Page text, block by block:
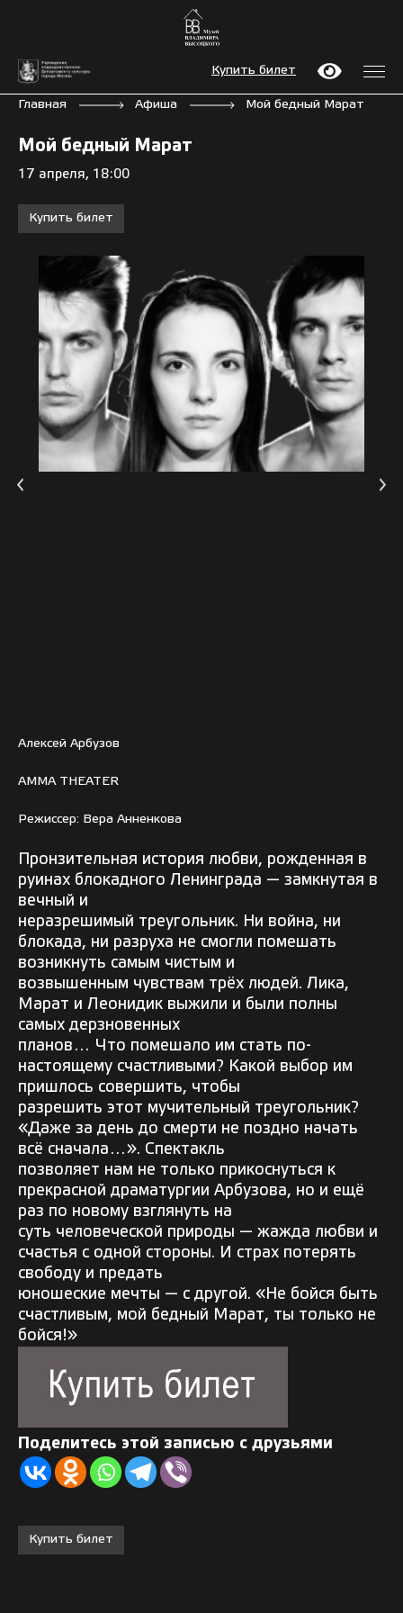
Купить билет
Главная Афиша Мой бедный Марат
Мой бедный Марат
17 апреля, 18:00
Купить билет
Алексей Арбузов
AMMA THEATER
Режиссер: Вера Анненкова
Пронзительная история любви, рожденная в
руинах блокадного Ленинграда — замкнутая в
вечный и
неразрешимый треугольник. Ни война, ни
блокада, ни разруха не смогли помешать
возникнуть самым чистым и
возвышенным чувствам трёх людей. Лика,
Марат и Леонидик выжили и были полны
самых дерзновенных
планов… Что помешало им стать по-
настоящему счастливыми? Какой выбор им
пришлось совершить, чтобы
разрешить этот мучительный треугольник?
«Даже за день до смерти не поздно начать
всё сначала…». Спектакль
позволяет нам не только прикоснуться к
прекрасной драматургии Арбузова, но и ещё
раз по новому взглянуть на
суть человеческой природы — жажда любви и
счастья с одной стороны. И страх потерять
свободу и предать
юношеские мечты — с другой. «Не бойся быть
счастливым, мой бедный Марат, ты только не
бойся!»
Поделитесь этой записью с друзьями
Купить билет